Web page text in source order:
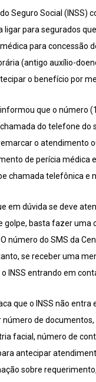
Seguro Social (INSS)
ligar para segurados
para concessão
(antigo auxílio-
o benefício por
que o número
do telefone do
o atendimento
de perícia médica
chamada telefônica e
em dúvida se deve
golpe, basta fazer uma
número do SMS da
se receber uma
INSS entrando em
que o INSS não entra
número de
facial, número de
antecipar
sobre